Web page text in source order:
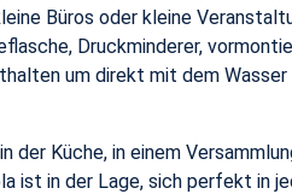
Büros oder kleine
Druckminderer,
um direkt mit dem
der Küche, in einem
ist in der Lage, sich perfekt in